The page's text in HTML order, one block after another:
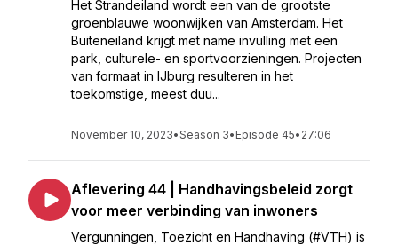
Het Strandeiland wordt een van de grootste
groenblauwe woonwijken van Amsterdam. Het
Buiteneiland krijgt met name invulling met een
park, culturele- en sportvoorzieningen. Projecten
van formaat in IJburg resulteren in het
toekomstige, meest duu...
November 10, 2023•Season 3• Episode 45• 27:06
Aflevering 44 | Handhavingsbeleid zorgt
voor meer verbinding van inwoners
Vergunningen, Toezicht en Handhaving (#VTH) is